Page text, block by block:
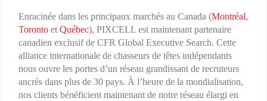
Enracinée dans les principaux marchés au Canada (Montréal,
Toronto et Québec), PIXCELL est maintenant partenaire
canadien exclusif de CFR Global Executive Search. Cette
alliance internationale de chasseurs de têtes indépendants
nous ouvre les portes d’un réseau grandissant de recruteurs
ancrés dans plus de 30 pays. À l’heure de la mondialisation,
nos clients bénéficient maintenant de notre réseau élargi en